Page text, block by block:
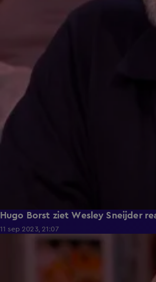
Hugo Borst ziet Wesley Sneijder
11 sep 2023, 21:07